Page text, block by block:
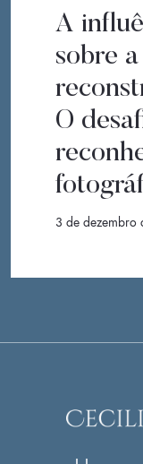
A
sobre
O
3 de dezembro